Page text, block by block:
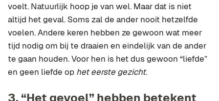
voelt. Natuurlijk hoop je van wel. Maar dat is niet
altijd het geval. Soms zal de ander nooit hetzelfde
voelen. Andere keren hebben ze gewoon wat meer
tijd nodig om bij te draaien en eindelijk van de ander
te gaan houden. Voor hen is het dus gewoon “liefde”
en geen liefde op het eerste gezicht.
3. “Het gevoel” hebben betekent